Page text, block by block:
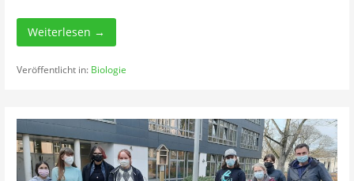
Weiterlesen →
Veröffentlicht in: Biologie